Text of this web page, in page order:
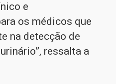
e
os médicos que
na detecção de
ressalta a